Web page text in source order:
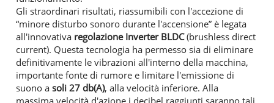
Gli straordinari risultati, riassumibili con l'accezione di
“minore disturbo sonoro durante l'accensione” è legata
all'innovativa regolazione Inverter BLDC(brushless direct
current). Questa tecnologia ha permesso sia di eliminare
definitivamente le vibrazioni all'interno della macchina,
importante fonte di rumore e limitare l'emissione di
suono a soli 27 db(A), alla velocità inferiore. Alla
massima velocità d'azione i decibel raggiunti saranno tali